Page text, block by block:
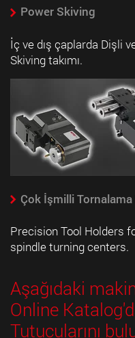
Power Skiving
İç ve dış çaplarda Dişli
Skiving takımı.
Çok İşmilli
Precision Tool Holders
spindle turning centers.
Aşağıdaki
Online
Tutucularını